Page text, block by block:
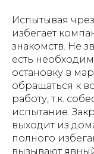
Испытывая
избегает
знакомств. Не
есть
остановку в
обращаться к
работу, т.к.
испытание.
выходит из
полного
вызывают